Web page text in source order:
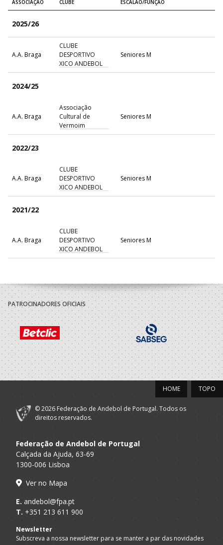
ASSOCIAÇÃO CLUBE ESCALÃO/FUNÇÃO
2025/26
A.A. Braga
CLUBE
DESPORTIVO
XICO ANDEBOL
Seniores M
2024/25
A.A. Braga
Associação
Cultural de
Vermoim
Seniores M
2022/23
A.A. Braga
CLUBE
DESPORTIVO
XICO ANDEBOL
Seniores M
2021/22
A.A. Braga
CLUBE
DESPORTIVO
XICO ANDEBOL
Seniores M
A.A. Braga
CLUBE
DESPORTIVO
XICO ANDEBOL
Seniores M
2019/20
A.A. Braga
CLUBE
DESPORTIVO
XICO ANDEBOL
Juniores M / Seniores M
CLUBE
2017/18
A.A. Braga
DESPORTIVO
CLUBE
PATROCINADORES OFICIAIS
TOPO
HOME
© 2026 Federação de Andebol de Portugal. Todos os
direitos reservados.
Federação de Andebol de Portugal
Calçada da Ajuda, 63-69
1300-006 Lisboa
Ver no Mapa
E. andebol@fpa.pt
T. +351 213 611 900
Newsletter
Subscreva a nossa newsletter para se manter a par das novidades